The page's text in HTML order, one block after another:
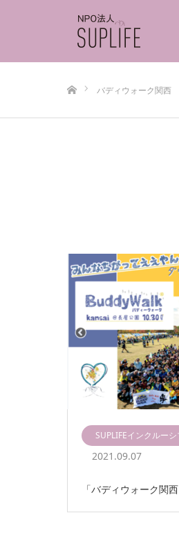
バディウォーク関西
SUPLIFEインクルー
2021.09.07
「バディウォーク関